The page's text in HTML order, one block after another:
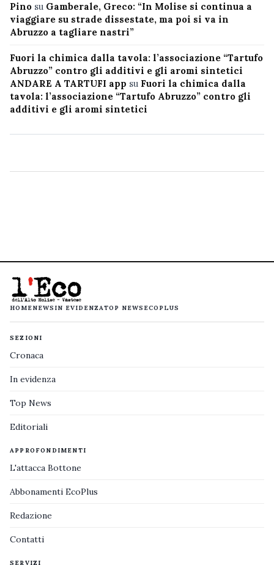
Pino su Gamberale, Greco: “In Molise si continua a
viaggiare su strade dissestate, ma poi si va in
Abruzzo a tagliare nastri”
Fuori la chimica dalla tavola: l’associazione “Tartufo
Abruzzo” contro gli additivi e gli aromi sintetici
ANDARE A TARTUFI app su Fuori la chimica dalla
tavola: l’associazione “Tartufo Abruzzo” contro gli
additivi e gli aromi sintetici
HOMENEWS IN EVIDENZATOP NEWS ECOPLUS
SEZIONI
Cronaca
In evidenza
Top News
Editoriali
APPROFONDIMENTI
L'attacca Bottone
Abbonamenti EcoPlus
Redazione
Contatti
SERVIZI